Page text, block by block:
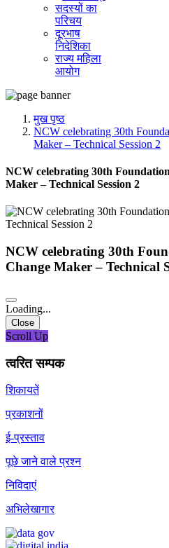
सदस्यों का
परिचय
दूरभाष
निदेशिका
राज्य महिला
आयोग
मुख पृष्ठ
NCW celebrating 30th
Maker – Technical Session 2
NCW celebrating 30th
Maker – Technical Session 2
NCW celebrating 30th
Change Maker – Technical
Loading...
Close
Scroll Up
त्वरित सम्पक
शिकायतें
प्रकाशनों
ई-प्रस्ताव
पूछे जाने वाले प्रश्न
निविदाएं
अभिलेखागार